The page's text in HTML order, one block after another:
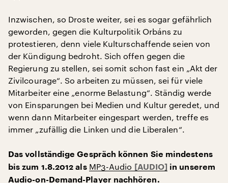
Inzwischen, so Droste weiter, sei es sogar gefährlich
geworden, gegen die Kulturpolitik Orbáns zu
protestieren, denn viele Kulturschaffende seien von
der Kündigung bedroht. Sich offen gegen die
Regierung zu stellen, sei somit schon fast ein „Akt der
Zivilcourage“. So arbeiten zu müssen, sei für viele
Mitarbeiter eine „enorme Belastung“. Ständig werde
von Einsparungen bei Medien und Kultur geredet, und
wenn dann Mitarbeiter eingespart werden, treffe es
immer „zufällig die Linken und die Liberalen“.
Das vollständige Gespräch können Sie mindestens
bis zum 1.8.2012 als MP3-Audio
in unserem
Audio-on-Demand-Player nachhören.